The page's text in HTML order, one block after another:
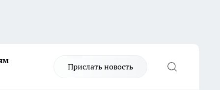
Прислать новость